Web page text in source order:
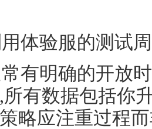
体验服的测试
有明确的开放
有数据包括你
略应注重过程